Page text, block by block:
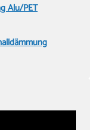
Alu/PET